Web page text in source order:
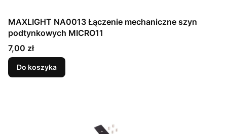
MAXLIGHT NA0013 Łączenie mechaniczne szyn
podtynkowych MICRO11
Cena
7,00 zł
Do koszyka